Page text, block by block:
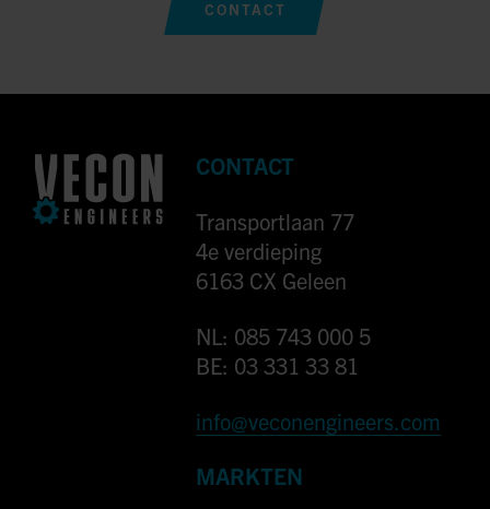
CONTACT
CONTACT
Transportlaan 77
4e verdieping
6163 CX Geleen
NL: 085 743 000 5
BE: 03 331 33 81
info@veconengineers.com
MARKTEN